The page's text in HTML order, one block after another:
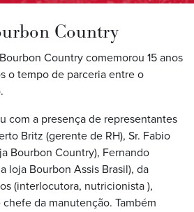
Country
Country comemorou 15 anos
o tempo de parceria entre o
com a presença de representantes
Britz (gerente de RH), Sr. Fabio
Bourbon Country), Fernando
loja Bourbon Assis Brasil), da
(interlocutora, nutricionista ),
da manutenção. Também